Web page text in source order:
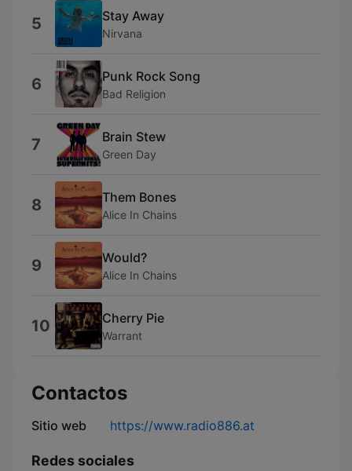
5 Stay Away
Nirvana
6 Punk Rock Song
Bad Religion
7 Brain Stew
Green Day
8 Them Bones
Alice In Chains
9 Would?
Alice In Chains
10 Cherry Pie
Warrant
Contactos
Sitio web https://www.radio886.at
Redes sociales